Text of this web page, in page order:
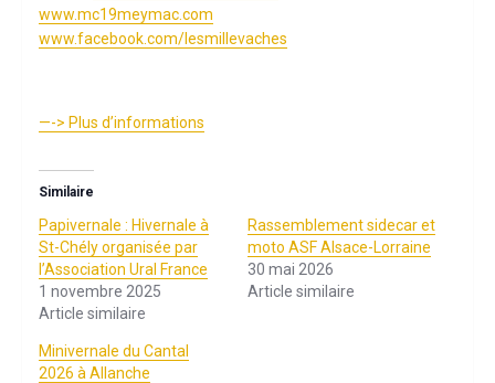
www.mc19meymac.com
www.facebook.com/lesmillevaches
—-> Plus d’informations
Similaire
Papivernale : Hivernale à
St-Chély organisée par
l’Association Ural France
1 novembre 2025
Article similaire
Rassemblement sidecar et
moto ASF Alsace-Lorraine
30 mai 2026
Article similaire
Minivernale du Cantal
2026 à Allanche